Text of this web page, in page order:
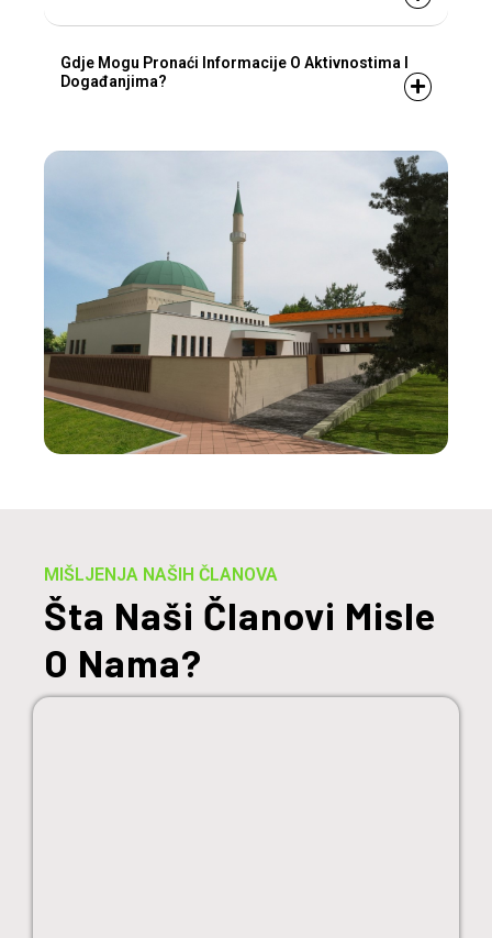
Gdje Mogu Pronaći Informacije O Aktivnostima I
Događanjima?
MIŠLJENJA NAŠIH ČLANOVA
Šta Naši Članovi Misle
O Nama?